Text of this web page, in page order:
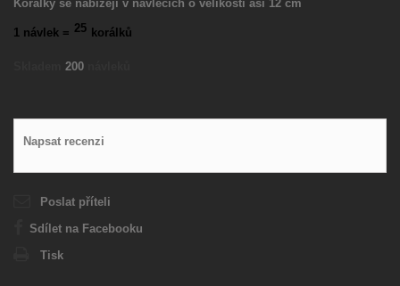
Korálky se nabízejí v návlecích o velikosti asi 12 cm
1 návlek = 25 korálků
200
Napsat recenzi
Poslat příteli
Sdílet na Facebooku
Tisk